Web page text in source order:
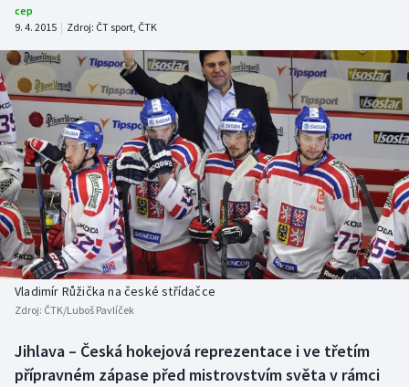
Atletika
Cyklistika
DALŠÍ SPORTY
Americký fotbal
Baseball a softbal
Basketbal
Biatlon
Boby a skeleton
NEPŘEHLÉDNĚTE
Soutěže
Historické návraty
Aplikace ČT sport
AZ kvíz
cep
9. 4. 2015 | Zdroj: ČT sport, ČTK
Vladimír Růžička na české střídačce
Zdroj: ČTK/Luboš Pavlíček
Jihlava – Česká hokejová reprezentace i ve třetím
přípravném zápase před mistrovstvím světa v rámci